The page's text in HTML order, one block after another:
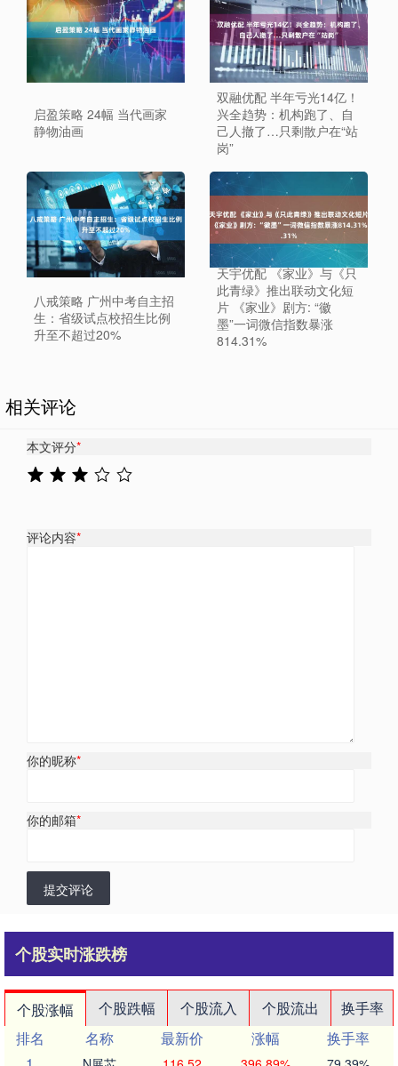
启盈策略 24幅 当代画家
静物油画
双融优配 半年亏光14亿！
兴全趋势：机构跑了、自
己人撤了…只剩散户在“站
岗”
八戒策略 广州中考自主招
生：省级试点校招生比例
升至不超过20%
天宇优配 《家业》与《只
此青绿》推出联动文化短
片 《家业》剧方: “徽
墨”一词微信指数暴涨
814.31%
相关评论
本文评分*
评论内容*
你的昵称*
你的邮箱*
提交评论
个股实时涨跌榜
个股涨幅 个股跌幅 个股流入 个股流出
换手率
排名
名称 最新价 涨幅
换手率